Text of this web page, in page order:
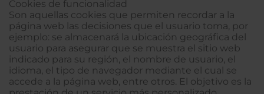
Cookies de funcionalidad
Son aquellas cookies que permiten recordar a la
página web las decisiones que el usuario toma, por
ejemplo: se almacenará la ubicación geográfica del
usuario para asegurar que se muestra el sitio web
indicado para su región, el nombre de usuario, el
idioma, el tipo de navegador mediante el cual se
accede a la página web, entre otros. El objetivo es la